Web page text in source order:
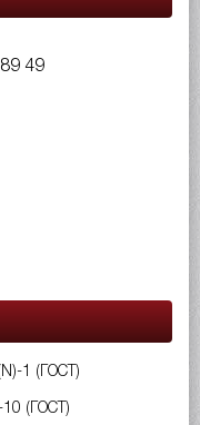
49
1 (ГОСТ)
(ГОСТ)